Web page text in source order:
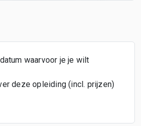
waarvoor je je wilt
deze opleiding (incl. prijzen)